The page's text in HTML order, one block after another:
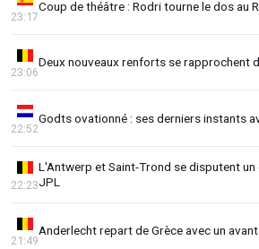
Coup de théâtre : Rodri tourne le dos au
23:17
Deux nouveaux renforts se rapprochent
23:06
Godts ovationné : ses derniers instants
22:52
L'Antwerp et Saint-Trond se disputent un
JPL
22:23
Anderlecht repart de Grèce avec un
21:49